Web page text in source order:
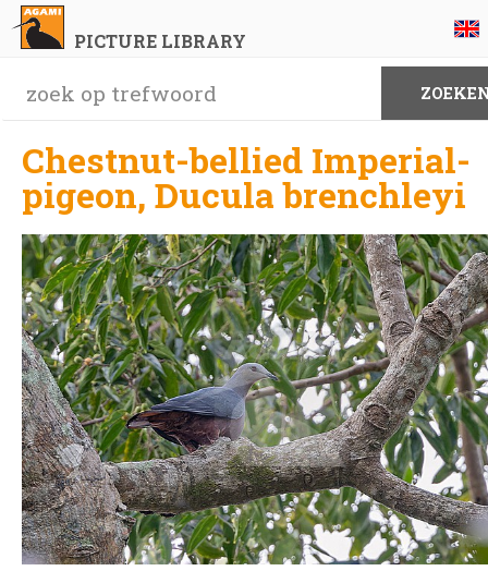
PICTURE LIBRARY
Chestnut-bellied Imperial-
pigeon, Ducula brenchleyi